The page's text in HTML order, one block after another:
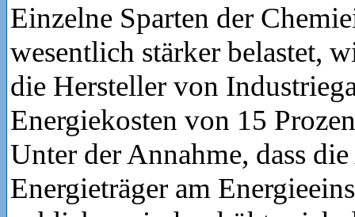
Einzelne Sparten der
wesentlich stärker belastet,
die Hersteller von
Energiekosten von 15
Unter der Annahme, dass
Energieträger am